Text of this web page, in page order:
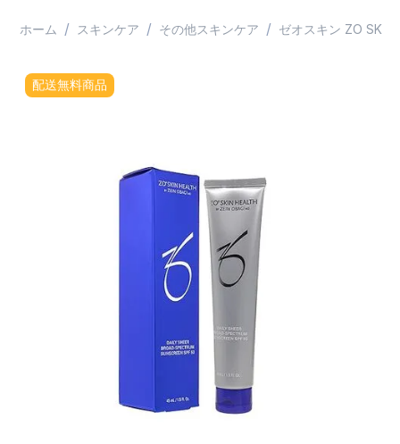
ホーム / スキンケア / その他スキンケア / ゼオスキン ZO SKIN
配送無料商品